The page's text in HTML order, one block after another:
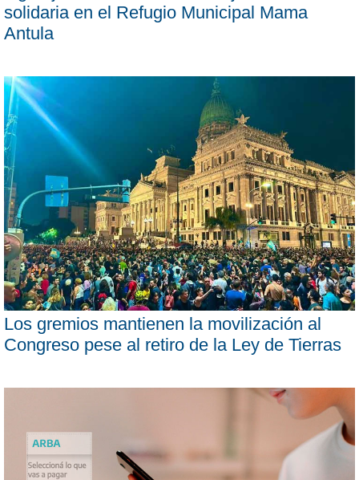
solidaria en el Refugio Municipal Mama
Antula
Los gremios mantienen la movilización al
Congreso pese al retiro de la Ley de Tierras